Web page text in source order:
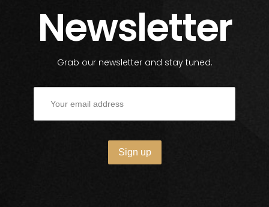
Newsletter
Grab our newsletter and stay tuned.